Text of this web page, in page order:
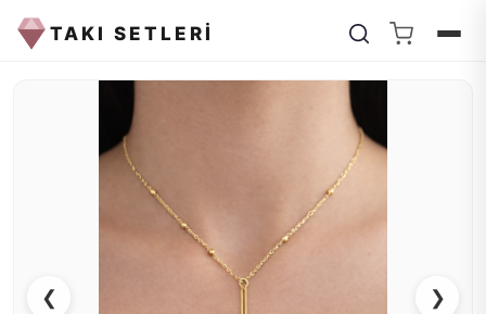
TAKI SETLERİ
❮ ❯